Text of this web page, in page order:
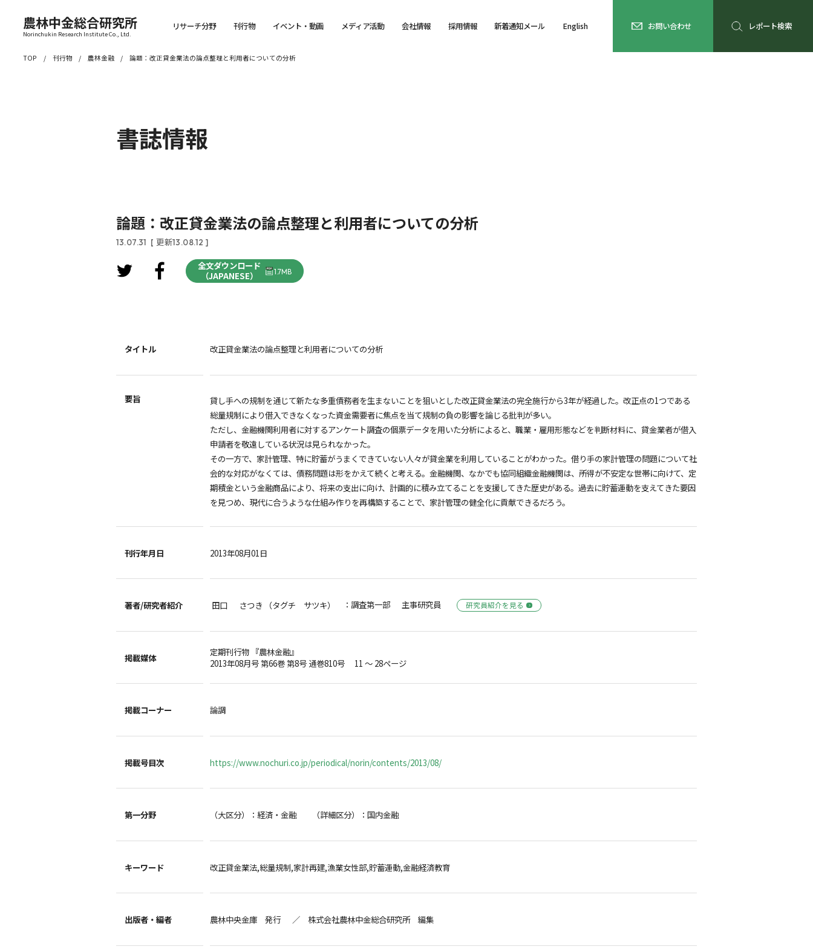
農林中金総合研究所
Norinchukin Research Institute Co., Ltd.
リサーチ分野 刊行物 イベント・動画 メディア活動 会社情報 採用情報 新着通知メール English お問い合わせ レポート検索
TOP 刊行物 農林金融 論題：改正貸金業法の論点整理と利用者についての分析
書誌情報
論題：改正貸金業法の論点整理と利用者についての分析
13.07.31 [ 更新13.08.12 ]
全文ダウンロード
（JAPANESE）
1.7MB
タイトル 改正貸金業法の論点整理と利用者についての分析
要旨
貸し手への規制を通じて新たな多重債務者を生まないことを狙いとした改正貸金業法の完全施行から3年が経過した。改正点の1つである
総量規制により借入できなくなった資金需要者に焦点を当て規制の負の影響を論じる批判が多い。
ただし、金融機関利用者に対するアンケート調査の個票データを用いた分析によると、職業・雇用形態などを判断材料に、貸金業者が借入
申請者を敬遠している状況は見られなかった。
その一方で、家計管理、特に貯蓄がうまくできていない人々が貸金業を利用していることがわかった。借り手の家計管理の問題について社
会的な対応がなくては、債務問題は形をかえて続くと考える。金融機関、なかでも協同組織金融機関は、所得が不安定な世帯に向けて、定
期積金という金融商品により、将来の支出に向け、計画的に積み立てることを支援してきた歴史がある。過去に貯蓄運動を支えてきた要因
を見つめ、現代に合うような仕組み作りを再構築することで、家計管理の健全化に貢献できるだろう。
刊行年月日 2013年08月01日
著者/研究者紹介 田口 さつき （タグチ サツキ） ：調査第一部 主事研究員 研究員紹介を見る
掲載媒体
定期刊行物 『農林金融』
2013年08月号 第66巻 第8号 通巻810号 11 ～ 28ページ
掲載コーナー 論調
掲載号目次 https://www.nochuri.co.jp/periodical/norin/contents/2013/08/
第一分野 （大区分）：経済・金融 （詳細区分）：国内金融
キーワード 改正貸金業法,総量規制,家計再建,漁業女性部,貯蓄運動,金融経済教育
出版者・編者 農林中央金庫 発行 ／ 株式会社農林中金総合研究所 編集